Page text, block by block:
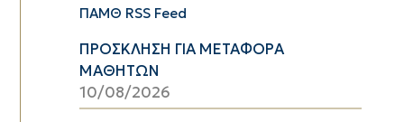
ΠΑΜΘ RSS Feed
ΠΡΟΣΚΛΗΣΗ ΓΙΑ ΜΕΤΑΦΟΡΑ
ΜΑΘΗΤΩΝ
10/08/2026